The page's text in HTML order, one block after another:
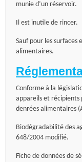
munie d’un réservoir.
Il est inutile de rincer.
Sauf pour les surfaces
alimentaires.
Conforme à la
appareils et récipients
denrées alimentaires
Biodégradabilité des
648/2004 modifié.
Fiche de données de